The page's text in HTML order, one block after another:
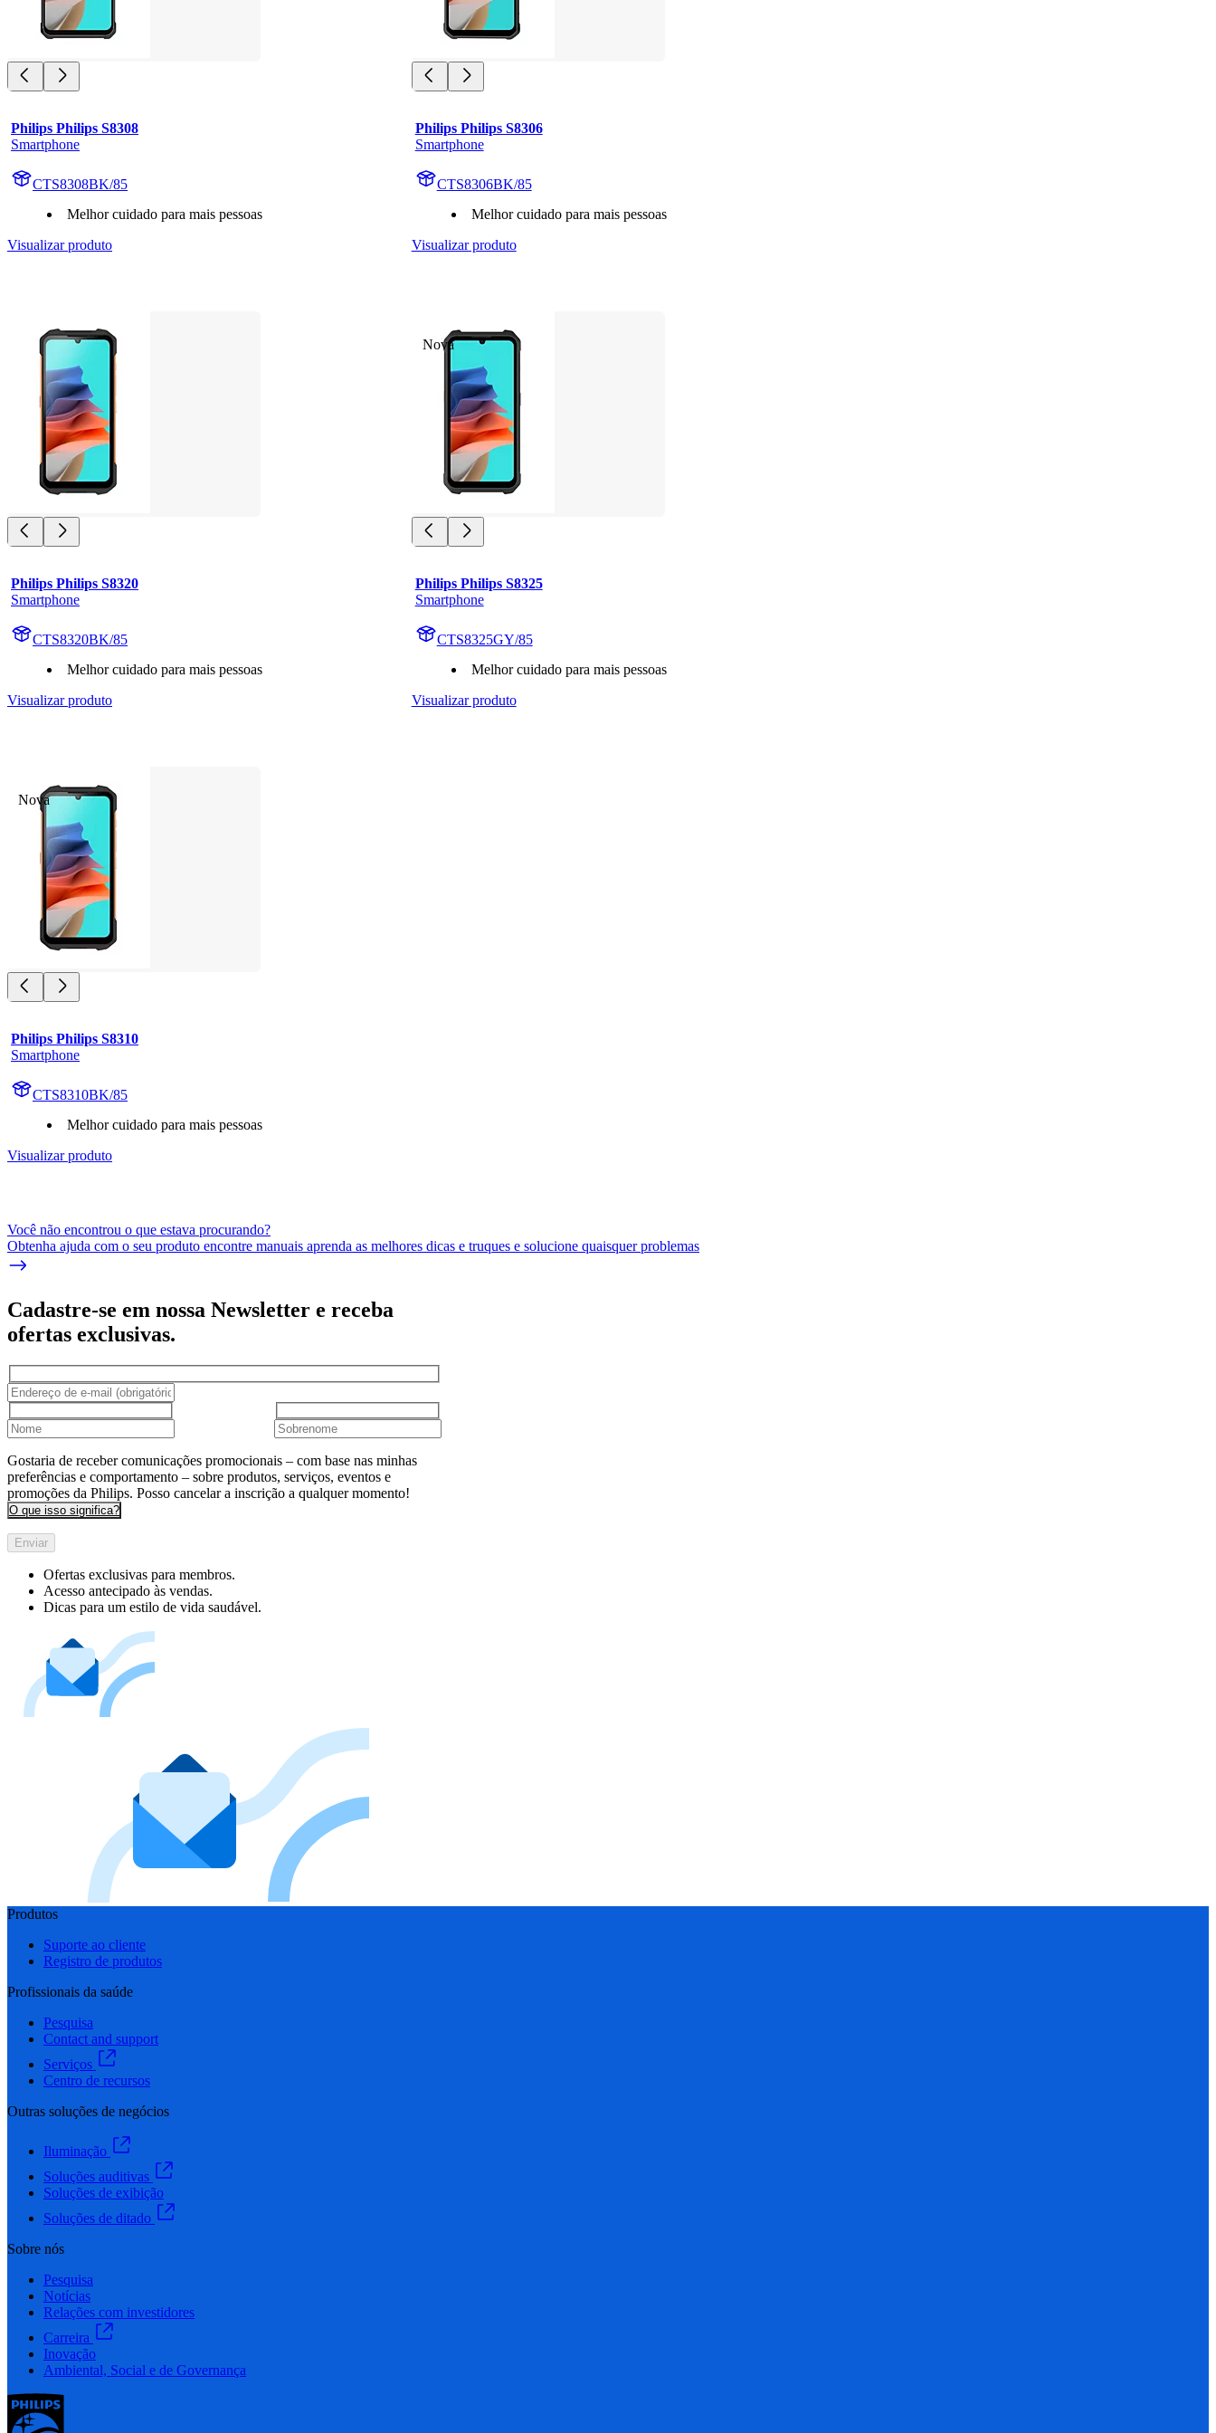
Philips Philips S8308
Smartphone
CTS8308BK/85
Melhor cuidado para mais pessoas
Visualizar produto
Philips Philips S8306
Smartphone
CTS8306BK/85
Melhor cuidado para mais pessoas
Visualizar produto
Philips Philips S8320
Smartphone
CTS8320BK/85
Melhor cuidado para mais pessoas
Visualizar produto
Nova
Philips Philips S8325
Smartphone
CTS8325GY/85
Melhor cuidado para mais pessoas
Visualizar produto
Nova
Philips Philips S8310
Smartphone
CTS8310BK/85
Melhor cuidado para mais pessoas
Visualizar produto
Você não encontrou o que estava procurando?
Obtenha ajuda com o seu produto encontre manuais aprenda as melhores dicas e truques e solucione quaisquer problemas
Cadastre-se em nossa Newsletter e receba
ofertas exclusivas.
Gostaria de receber comunicações promocionais – com base nas minhas
preferências e comportamento – sobre produtos, serviços, eventos e
promoções da Philips. Posso cancelar a inscrição a qualquer momento!
O que isso significa?
Enviar
Ofertas exclusivas para membros.
Acesso antecipado às vendas.
Dicas para um estilo de vida saudável.
Produtos
Suporte ao cliente
Registro de produtos
Profissionais da saúde
Pesquisa
Contact and support
Serviços
Centro de recursos
Outras soluções de negócios
Iluminação
Soluções auditivas
Soluções de exibição
Soluções de ditado
Sobre nós
Pesquisa
Notícias
Relações com investidores
Carreira
Inovação
Ambiental, Social e de Governança